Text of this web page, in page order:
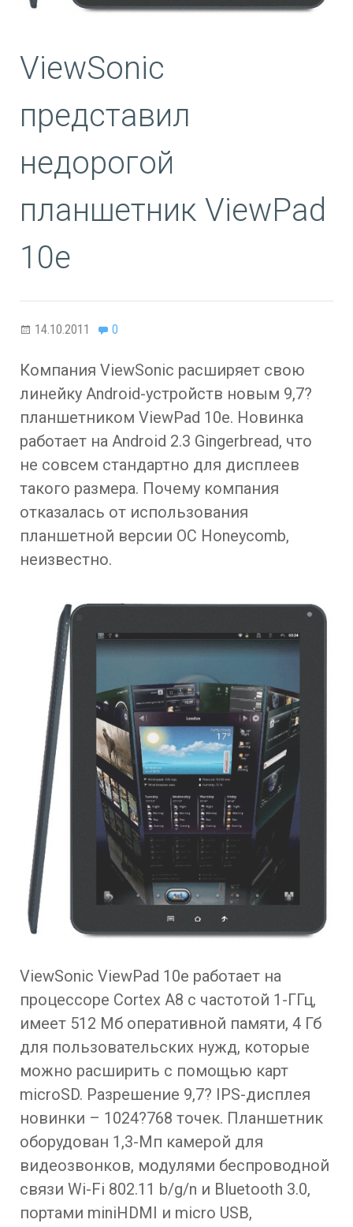
ViewSonic
представил
недорогой
планшетник ViewPad
10e
14.10.2011 0
Компания ViewSonic расширяет свою
линейку Android-устройств новым 9,7?
планшетником ViewPad 10e. Новинка
работает на Android 2.3 Gingerbread, что
не совсем стандартно для дисплеев
такого размера. Почему компания
отказалась от использования
планшетной версии ОС Honeycomb,
неизвестно.
ViewSonic ViewPad 10e работает на
процессоре Cortex A8 с частотой 1-ГГц,
имеет 512 Мб оперативной памяти, 4 Гб
для пользовательских нужд, которые
можно расширить с помощью карт
microSD. Разрешение 9,7? IPS-дисплея
новинки – 1024?768 точек. Планшетник
оборудован 1,3-Мп камерой для
видеозвонков, модулями беспроводной
связи Wi-Fi 802.11 b/g/n и Bluetooth 3.0,
портами miniHDMI и micro USB,